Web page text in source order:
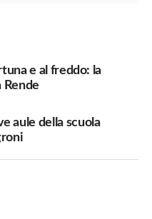
e al freddo: la
Rende
aule della scuola